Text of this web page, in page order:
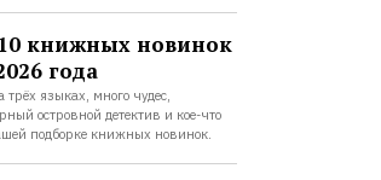
книжных новинок
года
трёх языках, много чудес,
островной детектив и кое-что
подборке книжных новинок.